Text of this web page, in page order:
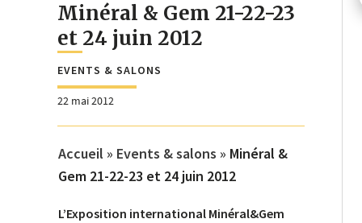
Minéral & Gem 21-22-23
et 24 juin 2012
EVENTS & SALONS
22 mai 2012
Accueil » Events & salons » Minéral &
Gem 21-22-23 et 24 juin 2012
L’Exposition international Minéral&Gem